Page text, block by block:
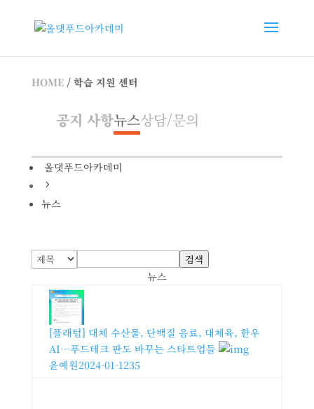
HOME/ 학습 지원 센터
공지 사항뉴스상담/문의
올댓푸드아카데미
5
뉴스
검색
뉴스
[플래텀] 대체 수산물, 단백질 음료, 대체육, 한우
AI…푸드테크 판도 바꾸는 스타트업들
윤예원2024-01-1235